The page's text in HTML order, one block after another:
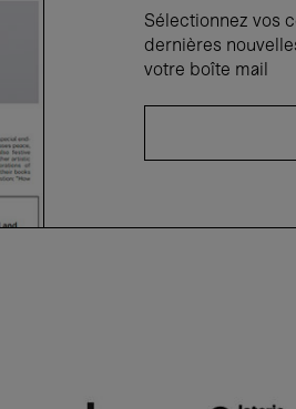
Sélectionnez vos
dernières
votre boîte mail